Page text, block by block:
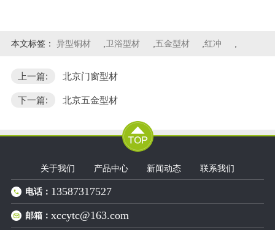
本文标签： 异型铜材 卫浴型材 五金型材 ,红冲
上一篇: 北京门窗型材
下一篇: 北京五金型材
关于我们 产品中心 新闻动态 联系我们
电话： 13587317527
邮箱：xccytc@163.com